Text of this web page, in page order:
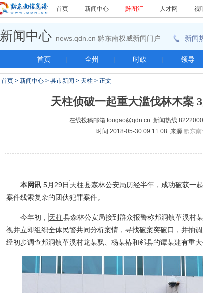
首页 - 新闻中心 - 黔图汇 - 人才网 - 视
新闻中心 news.qdn.cn 黔东南权威新闻门户 新闻
首页 | 全州 | 时政 | 领导
首页 > 新闻中心 > 县市新闻 > 天柱 > 正文
天柱侦破一起重大滥伐林木案
在线投稿邮箱:tougao@qdn.cn 新闻热线
时间:2018-05-30 09:11:08 来源:黔东南
本网讯 5月29日 天柱县森林公安局历经半年，成功破获一
案件线索复杂的团伙犯罪案件。
今年初， 天柱县森林公安局接到群众报警称邦洞镇革溪村
视并立即组织全体民警共同分析案情，寻找破案突破口，并抽
经初步调查邦洞镇革溪村龙某飘、杨某椿和邻县的谭某建有重大